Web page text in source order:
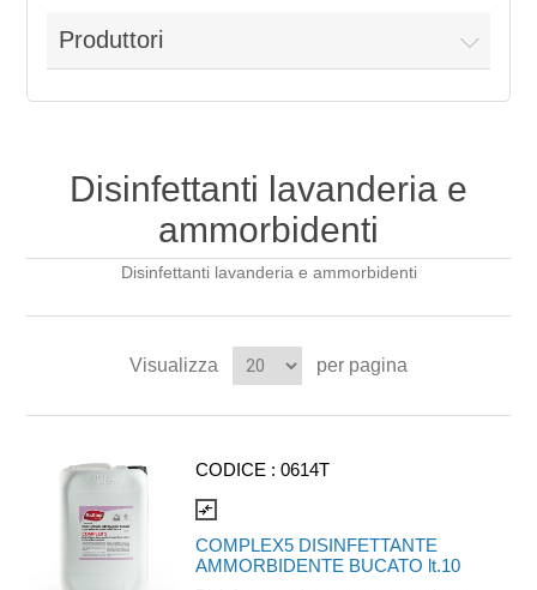
Produttori
Disinfettanti lavanderia e
ammorbidenti
Disinfettanti lavanderia e ammorbidenti
Visualizza per pagina
CODICE :0614T
compare_arrows
COMPLEX5 DISINFETTANTE
AMMORBIDENTE BUCATO lt.10